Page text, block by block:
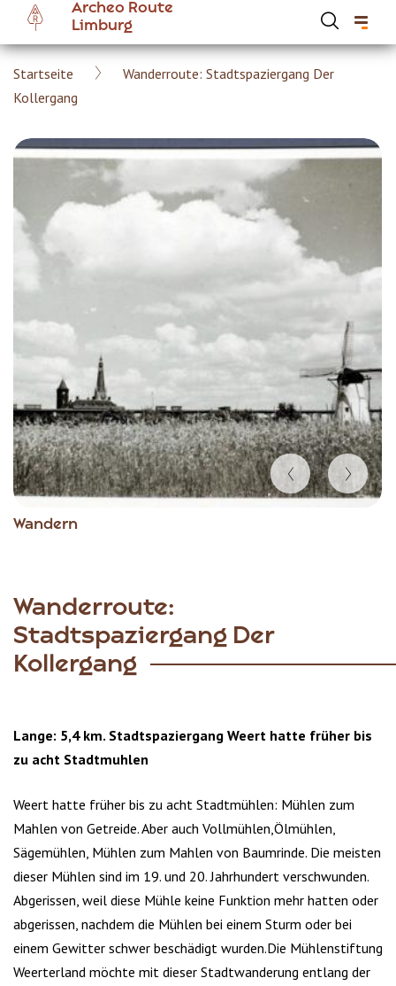
main
content
Archeo Route
Limburg
Breadcrumb
Startseite
Wanderroute: Stadtspaziergang Der
Kollergang
Wandern
Item
Wanderroute:
Stadtspaziergang Der
Kollergang
Lange: 5,4 km. Stadtspaziergang Weert hatte früher bis
zu acht Stadtmuhlen
Weert hatte früher bis zu acht Stadtmühlen: Mühlen zum
Mahlen von Getreide. Aber auch Vollmühlen,Ölmühlen,
Sägemühlen, Mühlen zum Mahlen von Baumrinde. Die meisten
dieser Mühlen sind im 19. und 20. Jahrhundert verschwunden.
Abgerissen, weil diese Mühle keine Funktion mehr hatten oder
abgerissen, nachdem die Mühlen bei einem Sturm oder bei
einem Gewitter schwer beschädigt wurden.Die Mühlenstiftung
Weerterland möchte mit dieser Stadtwanderung entlang der